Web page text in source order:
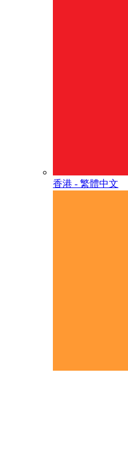
香港 - 繁體中文